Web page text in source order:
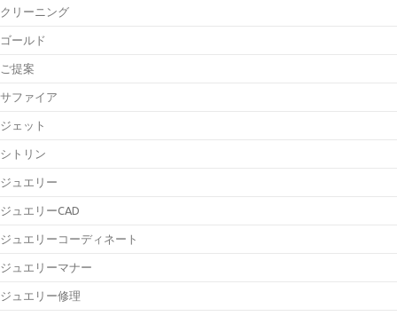
クリーニング
ゴールド
ご提案
サファイア
ジェット
シトリン
ジュエリー
ジュエリーCAD
ジュエリーコーディネート
ジュエリーマナー
ジュエリー修理